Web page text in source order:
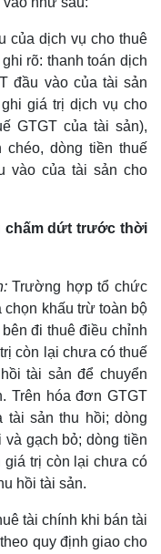
của dịch vụ cho thuê
rõ: thanh toán dịch
đầu vào của tài sản
giá trị dịch vụ cho
GTGT của tài sản),
chéo, dòng tiền thuế
vào của tài sản cho
chấm dứt trước thời
Trường hợp tổ chức
khấu trừ toàn bộ
đi thuê điều chỉnh
còn lại chưa có thuế
tài sản để chuyển
Trên hóa đơn GTGT
tài sản thu hồi; dòng
gạch bỏ; dòng tiền
giá trị còn lại chưa có
hồi tài sản.
tài chính khi bán tài
quy định giao cho